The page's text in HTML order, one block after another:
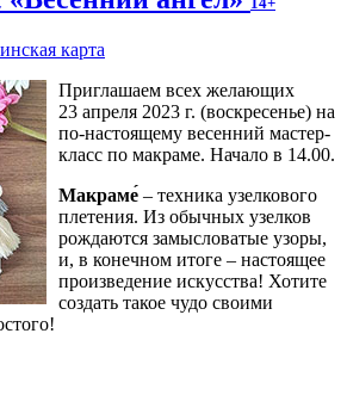
карта
Приглашаем всех желающих
23 апреля 2023 г. (воскресенье) на
по-настоящему весенний мастер-
класс по макраме. Начало в 14.00.
Макраме́ – техника узелкового
плетения. Из обычных узелков
рождаются замысловатые узоры,
и, в конечном итоге – настоящее
произведение искусства! Хотите
создать такое чудо своими